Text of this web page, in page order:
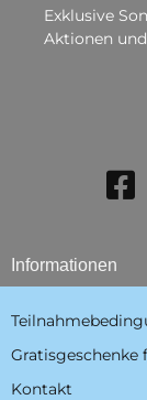
Exklusive
Aktionen
Informationen
Gratisgeschenke
Kontakt